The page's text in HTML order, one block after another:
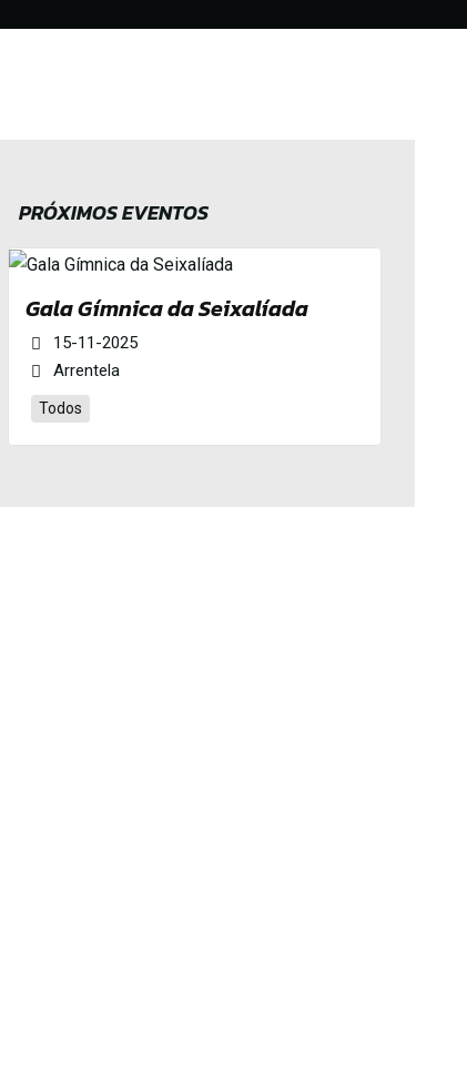
PRÓXIMOS EVENTOS
Gala Gímnica da Seixalíada
15-11-2025
Arrentela
Todos